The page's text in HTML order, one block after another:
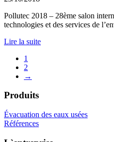
Pollutec 2018 – 28ème salon
technologies et des services de
Lire la suite
1
2
→
Produits
Évacuation des eaux usées
Références